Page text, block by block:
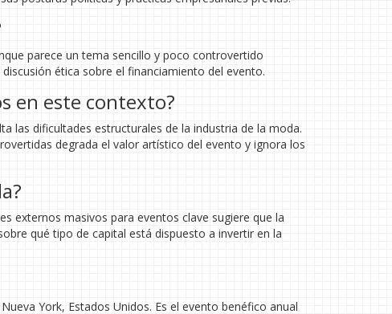
parece un tema sencillo y poco controvertido
ética sobre el financiamiento del evento.
en este contexto?
las dificultades estructurales de la industria de la moda.
degrada el valor artístico del evento y ignora los
externos masivos para eventos clave sugiere que la
qué tipo de capital está dispuesto a invertir en la
York, Estados Unidos. Es el evento benéfico anual